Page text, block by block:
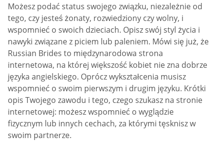
Możesz podać status swojego związku, niezależnie od
tego, czy jesteś żonaty, rozwiedziony czy wolny, i
wspomnieć o swoich dzieciach. Opisz swój styl życia i
nawyki związane z piciem lub paleniem. Mówi się już, że
Russian Brides to międzynarodowa strona
internetowa, na której większość kobiet nie zna dobrze
języka angielskiego. Oprócz wykształcenia musisz
wspomnieć o swoim pierwszym i drugim języku. Krótki
opis Twojego zawodu i tego, czego szukasz na stronie
internetowej: możesz wspomnieć o wyglądzie
fizycznym lub innych cechach, za którymi tęsknisz w
swoim partnerze.